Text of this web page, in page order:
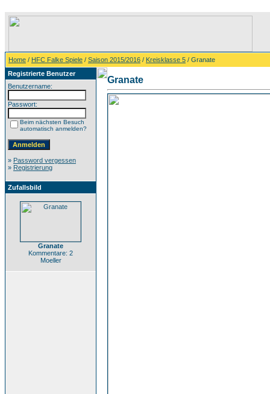
Home / HFC Falke Spiele / Saison 2015/2016 / Kreisklasse 5 / Granate
Registrierte Benutzer
Benutzername:
Passwort:
Beim nächsten Besuch
automatisch anmelden?
» Password vergessen
» Registrierung
Zufallsbild
Granate
Kommentare: 2
Moeller
Granate